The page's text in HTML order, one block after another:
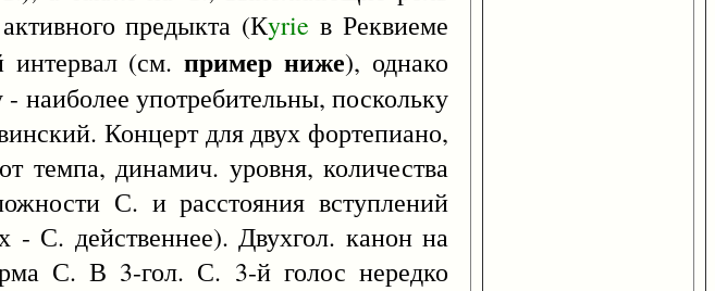
предыкта (Кyrie в Реквиеме
интервал (см.пример ниже), однако
наиболее употребительны, поскольку
Концерт для двух фортепиано,
темпа, динамич. уровня, количества
С. и расстояния вступлений
С. действеннее). Двухгол. канон на
С. В 3-гол. С. 3-й голос нередко